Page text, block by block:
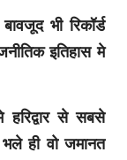
भी रिकॉर्ड
इतिहास मे
से सबसे
ही वो जमानत